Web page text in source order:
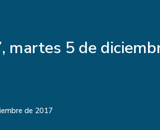
martes 5 de
de 2017